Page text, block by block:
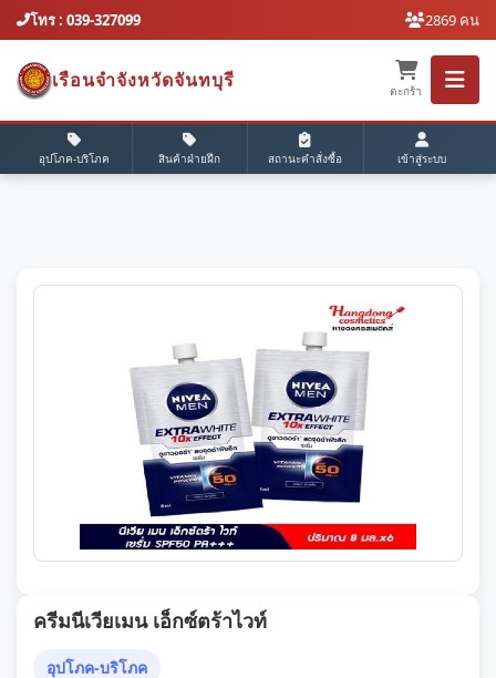
โทร : 039-327099 2869 คน
เรือนจำจังหวัดจันทบุรี
ตะกร้า
อุปโภค-บริโภค สินค้าฝ่ายฝึก สถานะคำสั่งซื้อ เข้าสู่ระบบ
ครีมนีเวียเมน เอ็กซ์ตร้าไวท์
อุปโภค-บริโภค